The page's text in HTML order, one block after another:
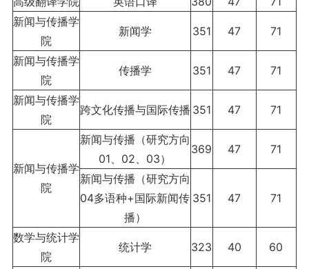
新闻与传播学
院
新闻学 351 47 71
新闻与传播学
院
传播学 351 47 71
新闻与传播学
院
跨文化传播与国际传播 351 47 71
新闻与传播学
院
新闻与传播（研究方向
01、02、03）
369 47 71
新闻与传播（研究方向
04多语种+国际新闻传
播）
351 47 71
数学与统计学
院
统计学 323 40 60